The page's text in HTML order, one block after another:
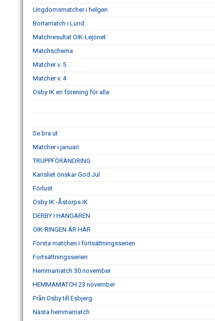
Ungdomsmatcher i helgen
Bortamatch i Lund
Matchresultat OIK-Lejonet
Matchschema
Matcher v. 5
Matcher v. 4
Osby IK en förening för alla
Se bra ut
Matcher i januari
TRUPPFÖRÄNDRING
Kansliet önskar God Jul
Förlust
Osby IK -Åstorps IK
DERBY I HANGAREN
OIK-RINGEN ÄR HÄR
Första matchen i fortsättningsserien
Fortsättningsserien
Hemmamatch 30 november
HEMMAMATCH 23 november
Från Osby till Esbjerg
Nästa hemmamatch